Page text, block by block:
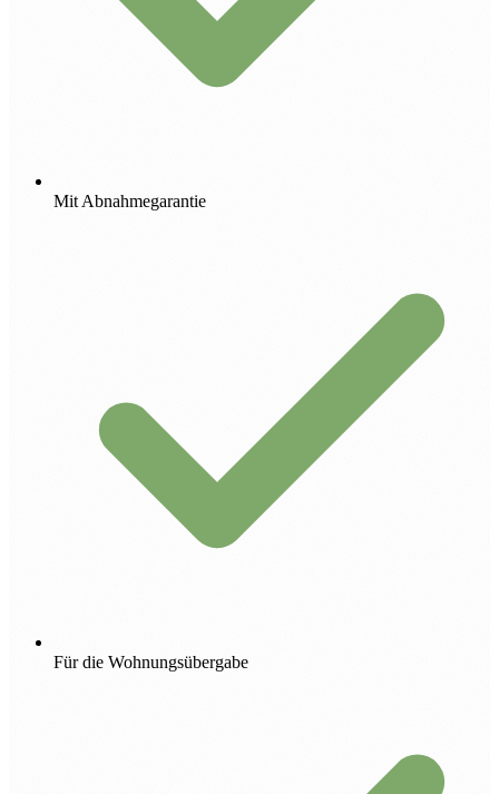
Mit Abnahmegarantie
Für die Wohnungsübergabe